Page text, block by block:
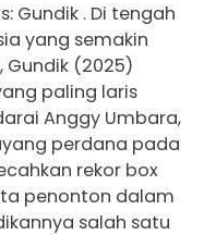
Gundik . Di tengah
yang semakin
Gundik (2025)
paling laris
Anggy Umbara,
perdana pada
rekor box
penonton dalam
salah satu